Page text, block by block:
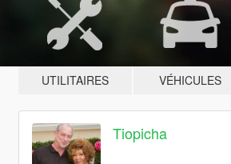
UTILITAIRES VÉHICULES
Tiopicha